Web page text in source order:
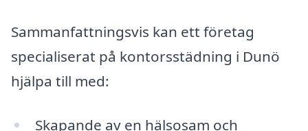
Sammanfattningsvis kan ett företag
specialiserat på kontorsstädning i Dunö
hjälpa till med:
Skapande av en hälsosam och